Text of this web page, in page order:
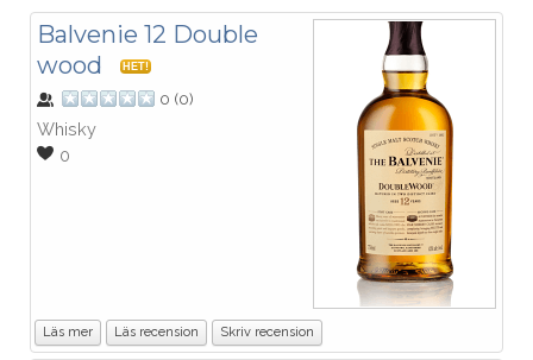
Balvenie 12 Double
wood
HET!
0 (0)
Whisky
0
Läs mer Läs recension Skriv recension